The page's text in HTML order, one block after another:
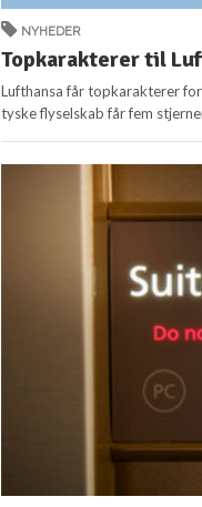
NYHEDER
Topkarakterer til
Lufthansa får topkarakterer for
tyske flyselskab får fem